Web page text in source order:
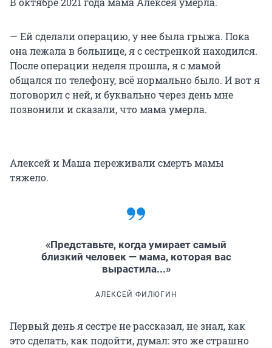
— Ей сделали операцию, у нее была грыжа. Пока
она лежала в больнице, я с сестренкой находился.
После операции неделя прошла, я с мамой
общался по телефону, всё нормально было. И вот я
поговорил с ней, и буквально через день мне
позвонили и сказали, что мама умерла.
Алексей и Маша переживали смерть мамы
тяжело.
«Представьте, когда умирает самый
близкий человек — мама, которая вас
вырастила...»
АЛЕКСЕЙ ФИЛЮГИН
Первый день я сестре не рассказал, не знал, как
это сделать, как подойти, думал: это же страшно